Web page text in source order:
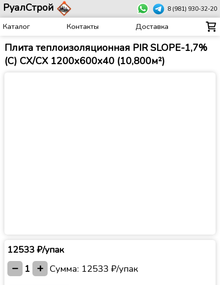
РуалСтрой 8 (981) 930-32-20
Каталог Контакты Доставка
Плита теплоизоляционная PIR SLOРE-1,7%
(С) СХ/СХ 1200х600х40 (10,800м²)
12533 ₽/упак
− 1 + Сумма: 12533 ₽/упак